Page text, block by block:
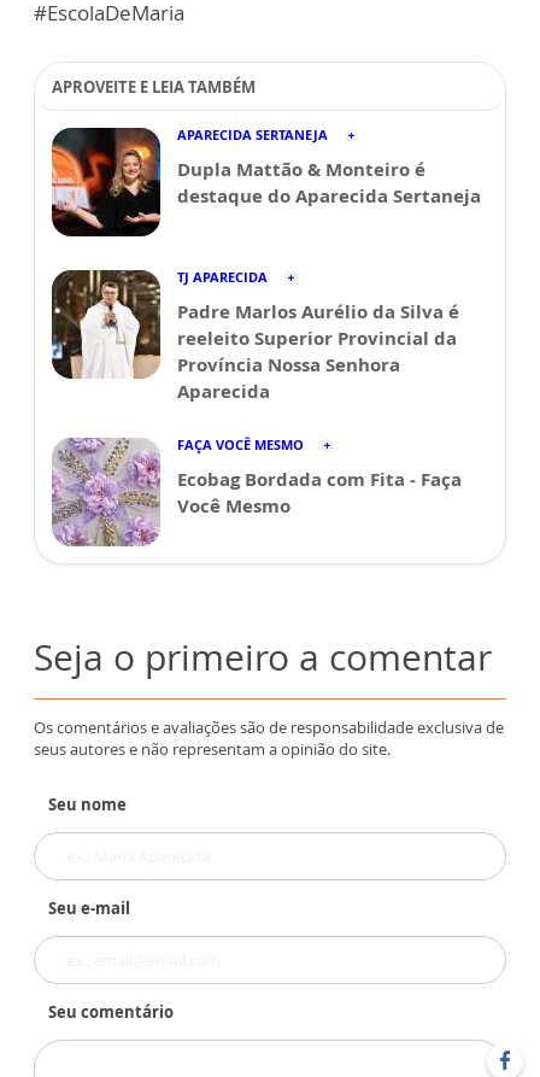
#EscolaDeMaria
APROVEITE E LEIA TAMBÉM
APARECIDA SERTANEJA
Dupla Mattão & Monteiro é
destaque do Aparecida Sertaneja
TJ APARECIDA
Padre Marlos Aurélio da Silva é
reeleito Superior Provincial da
Província Nossa Senhora
Aparecida
FAÇA VOCÊ MESMO
Ecobag Bordada com Fita - Faça
Você Mesmo
Seja o primeiro a comentar
Os comentários e avaliações são de responsabilidade exclusiva de
seus autores e não representam a opinião do site.
Seu nome
Seu e-mail
Seu comentário